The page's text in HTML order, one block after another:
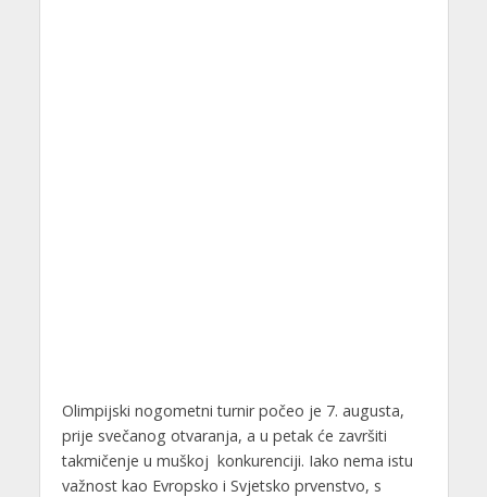
Olimpijski nogometni turnir počeo je 7. augusta,
prije svečanog otvaranja, a u petak će završiti
takmičenje u muškoj konkurenciji. Iako nema istu
važnost kao Evropsko i Svjetsko prvenstvo, s